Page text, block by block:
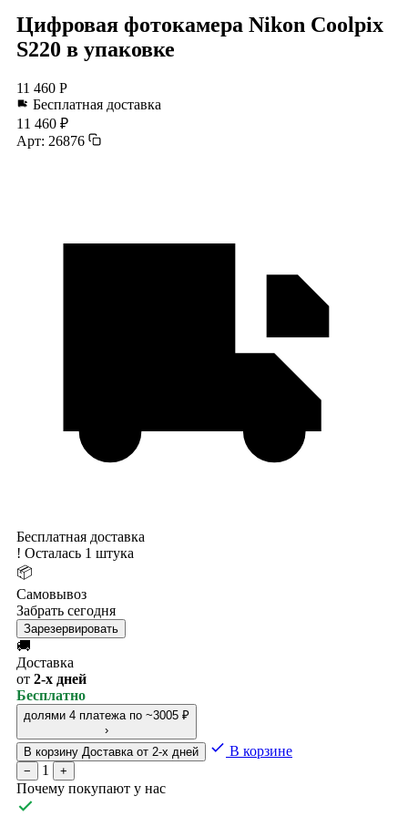
Цифровая фотокамера Nikon Coolpix
S220 в упаковке
11 460 Р
Бесплатная доставка
11 460 ₽
Арт: 26876
Бесплатная доставка
! Осталась 1 штука
📦
Самовывоз
Забрать сегодня
Зарезервировать
🚚
Доставка
от 2-х дней
Бесплатно
долями 4 платежа по ~3005 ₽
›
В корзину Доставка от 2-х дней В корзине
− 1 +
Почему покупают у нас